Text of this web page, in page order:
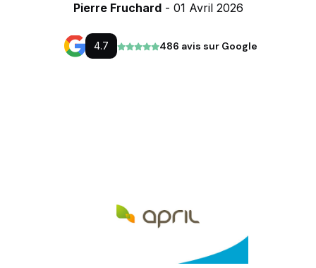
Pierre Fruchard- 01 Avril 2026
4.7 486 avis sur Google